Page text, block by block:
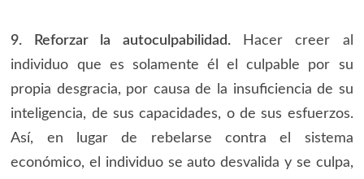
9. Reforzar la autoculpabilidad.
Hacer creer al
individuo que es solamente él el culpable por su
propia desgracia, por causa de la insuficiencia de su
inteligencia, de sus capacidades, o de sus esfuerzos.
Así, en lugar de rebelarse contra el sistema
económico, el individuo se auto desvalida y se culpa,